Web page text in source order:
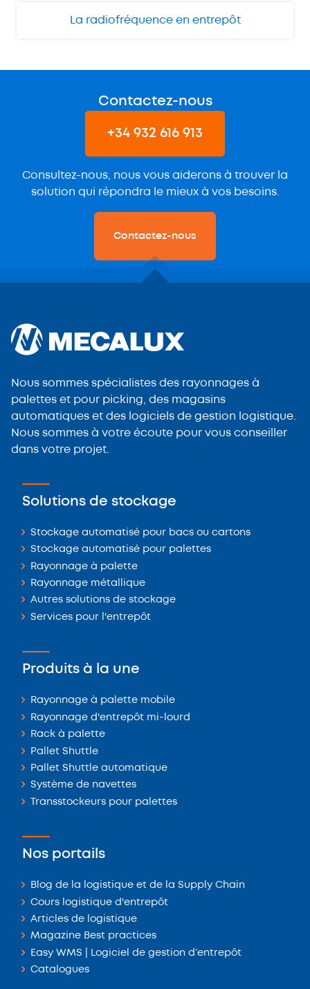
La radiofréquence en entrepôt
Contactez-nous
+34 932 616 913
Consultez-nous, nous vous aiderons à trouver la
solution qui répondra le mieux à vos besoins.
Contactez-nous
Nous sommes spécialistes des rayonnages à
palettes et pour picking, des magasins
automatiques et des logiciels de gestion logistique.
Nous sommes à votre écoute pour vous conseiller
dans votre projet.
Solutions de stockage
Stockage automatisé pour bacs ou cartons
Stockage automatisé pour palettes
Rayonnage à palette
Rayonnage métallique
Autres solutions de stockage
Services pour l'entrepôt
Produits à la une
Rayonnage à palette mobile
Rayonnage d'entrepôt mi-lourd
Rack à palette
Pallet Shuttle
Pallet Shuttle automatique
Système de navettes
Transstockeurs pour palettes
Nos portails
Blog de la logistique et de la Supply Chain
Cours logistique d'entrepôt
Articles de logistique
Magazine Best practices
Easy WMS | Logiciel de gestion d’entrepôt
Catalogues